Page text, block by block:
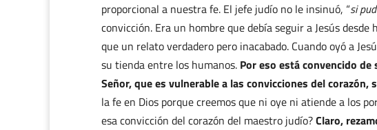
proporcional a nuestra fe. El jefe judío no le insinuó, “si
convicción. Era un hombre que debía seguir a Jesús
que un relato verdadero pero inacabado. Cuando oyó a
su tienda entre los humanos. Por eso está convencido de
Señor, que es vulnerable a las convicciones del corazón,
la fe en Dios porque creemos que ni oye ni atiende a los
esa convicción del corazón del maestro judío?Claro,